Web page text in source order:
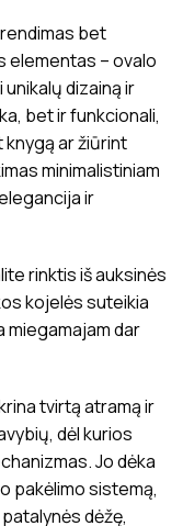
bet
elementas – ovalo
dizainą ir
bet ir funkcionali,
ar žiūrint
minimalistiniam
ir
rinktis iš auksinės
kojelės suteikia
miegamajam dar
tvirtą atramą ir
dėl kurios
Jo dėka
pakėlimo sistemą,
dėžę,